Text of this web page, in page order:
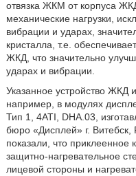
отвязка ЖКМ от корпуса
механические нагрузки,
вибрации и ударах,
кристалла, т.е.
ЖКД, что значительно
ударах и вибрации.
Указанное устройство ЖКД
например, в модулях
Тип 1, 4ATI, DHA.03,
бюро «Дисплей» г. Витебск,
показали, что
защитно-нагревательное
лицевой стороны и